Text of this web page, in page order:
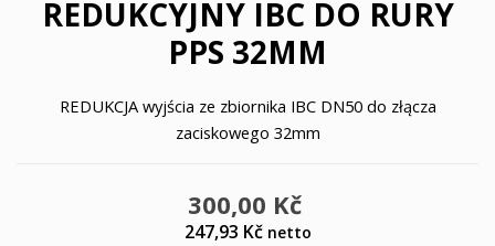
REDUKCYJNY IBC DO RURY
PPS 32MM
REDUKCJA wyjścia ze zbiornika IBC DN50 do złącza
zaciskowego 32mm
300,00 Kč
247,93 Kč netto